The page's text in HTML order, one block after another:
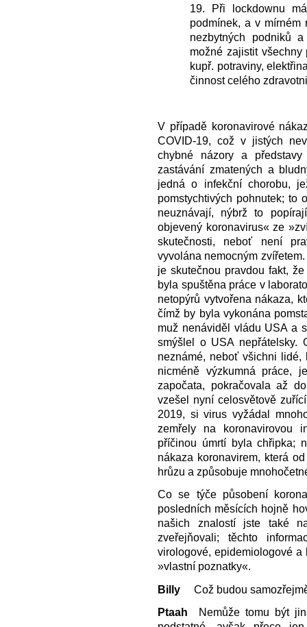
19. Při lockdownu
podmínek, a v mírném
nezbytných podniků
možné zajistit
kupř. potraviny,
činnost celého
V případě koronavirové
COVID-19, což v jistých
chybné názory a
zastávání zmatených a
jedná o infekční chorobu,
pomstychtivých pohnutek; to
neuznávají, nýbrž to
objevený koronavirus« ze
skutečnosti, neboť není
vyvolána nemocným
je skutečnou pravdou fakt,
byla spuštěna práce v
netopýrů vytvořena nákaza,
čímž by byla vykonána
muž nenáviděl vládu USA a
smýšlel o USA nepřátelsky.
neznámé, neboť všichni
nicméně výzkumná práce,
započata, pokračovala až
vzešel nyní celosvětově
2019, si virus vyžádal
zemřely na koronavirovou
příčinou úmrtí byla chřipka;
nákaza koronavirem, která
hrůzu a způsobuje
Co se týče působení
posledních měsících hojně
našich znalostí jste také
zveřejňovali; těchto
virologové, epidemiologové
»vlastní poznatky«.
Billy Což budou
Ptaah Nemůže tomu být